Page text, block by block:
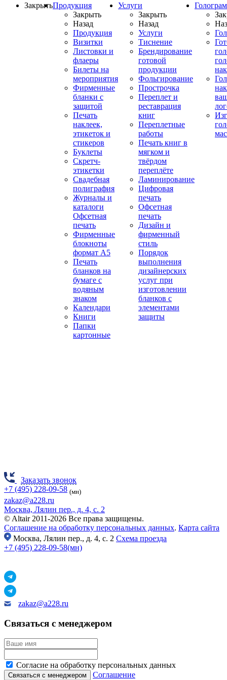
ЗакрытьПродукция
Закрыть
Назад
Продукция
Визитки
Листовки и
флаеры
Билеты на
мероприятия
Фирменные
бланки с
защитой
Печать
наклеек,
этикеток и
стикеров
Буклеты
Скретч-
этикетки
Свадебная
полиграфия
Журналы и
каталоги
Офсетная
печать
Фирменные
блокноты
формат А5
Печать
бланков на
бумаге с
водяным
знаком
Календари
Книги
Папки
картонные
Услуги
Закрыть
Назад
Услуги
Тиснение
Брендирование
готовой
продукции
Фольгирование
Прострочка
Переплет и
реставрация
книг
Переплетные
работы
Печать книг в
мягком и
твёрдом
переплёте
Ламинирование
Цифровая
печать
Офсетная
печать
Дизайн и
фирменный
стиль
Порядок
выполнения
дизайнерских
услуг при
изготовлении
бланков с
элементами
защиты
Заказать звонок
+7 (495) 228-09-58 (мн)
zakaz@a228.ru
Москва, Лялин пер., д. 4, с. 2
© Altair 2011-2026 Все права защищены.
Соглашение на обработку персональных данных. Карта сайта
Москва, Лялин пер., д. 4, с. 2 Схема проезда
+7 (495) 228-09-58(мн)
zakaz@a228.ru
Связаться с менеджером
Согласие на обработку персональных данных
Соглашение